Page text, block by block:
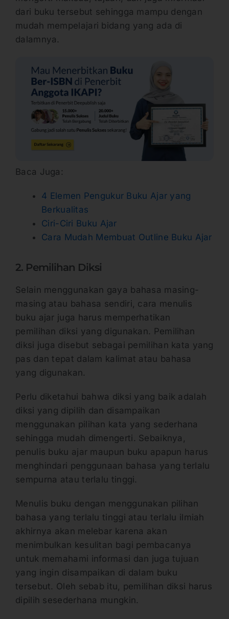
dari buku tersebut sehingga mampu dengan
mudah mempelajari bidang yang ada di
dalamnya.
Baca Juga:
4 Elemen Pengukur Buku Ajar yang
Berkualitas
Ciri-Ciri Buku Ajar
Cara Mudah Membuat Outline Buku Ajar
2. Pemilihan Diksi
Selain menggunakan gaya bahasa masing-
masing atau bahasa sendiri, cara menulis
buku ajar juga harus memperhatikan
pemilihan diksi yang digunakan. Pemilihan
diksi juga disebut sebagai pemilihan kata yang
pas dan tepat dalam kalimat atau bahasa
yang digunakan.
Perlu diketahui bahwa diksi yang baik adalah
diksi yang dipilih dan disampaikan
menggunakan pilihan kata yang sederhana
sehingga mudah dimengerti. Sebaiknya,
penulis buku ajar maupun buku apapun harus
menghindari penggunaan bahasa yang terlalu
sempurna atau terlalu tinggi.
Menulis buku dengan menggunakan pilihan
bahasa yang terlalu tinggi atau terlalu ilmiah
akhirnya akan melebar karena akan
menimbulkan kesulitan bagi pembacanya
untuk memahami informasi dan juga tujuan
yang ingin disampaikan di dalam buku
tersebut. Oleh sebab itu, pemilihan diksi harus
dipilih sesederhana mungkin.